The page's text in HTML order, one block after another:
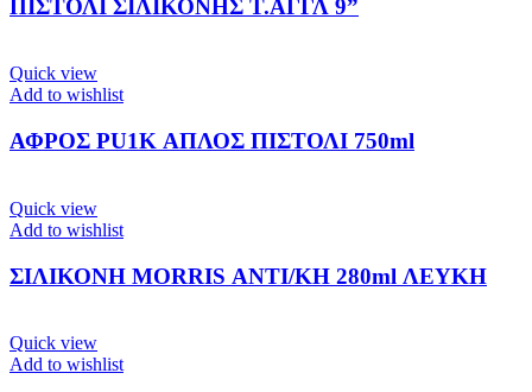
ΠΙΣΤΟΛΙ ΣΙΛΙΚΟΝΗΣ Τ.ΑΓΓΛ 9”
Quick view
Add to wishlist
ΑΦΡΟΣ PU1K ΑΠΛΟΣ ΠΙΣΤΟΛΙ 750ml
Quick view
Add to wishlist
ΣΙΛΙΚΟΝΗ MORRIS ΑΝΤΙ/ΚΗ 280ml ΛΕΥΚΗ
Quick view
Add to wishlist